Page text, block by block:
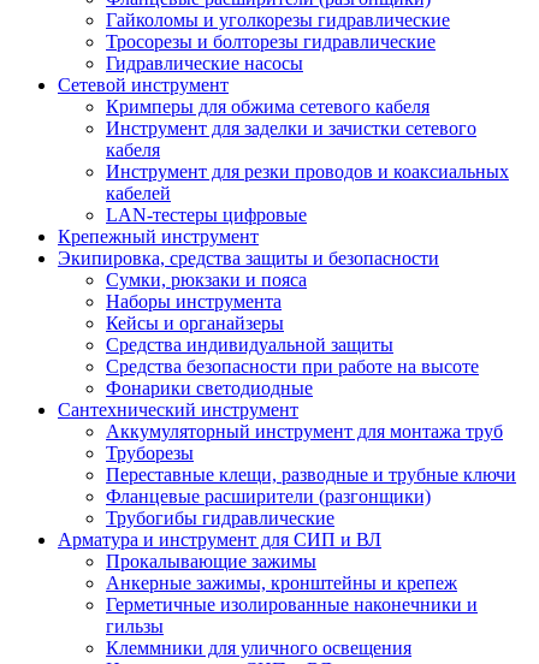
Гайколомы и уголкорезы гидравлические
Тросорезы и болторезы гидравлические
Гидравлические насосы
Сетевой инструмент
Кримперы для обжима сетевого кабеля
Инструмент для заделки и зачистки сетевого
кабеля
Инструмент для резки проводов и коаксиальных
кабелей
LAN-тестеры цифровые
Крепежный инструмент
Экипировка, средства защиты и безопасности
Сумки, рюкзаки и пояса
Наборы инструмента
Кейсы и органайзеры
Средства индивидуальной защиты
Средства безопасности при работе на высоте
Фонарики светодиодные
Сантехнический инструмент
Аккумуляторный инструмент для монтажа труб
Труборезы
Переставные клещи, разводные и трубные ключи
Фланцевые расширители (разгонщики)
Трубогибы гидравлические
Арматура и инструмент для СИП и ВЛ
Прокалывающие зажимы
Анкерные зажимы, кронштейны и крепеж
Герметичные изолированные наконечники и
гильзы
Клеммники для уличного освещения